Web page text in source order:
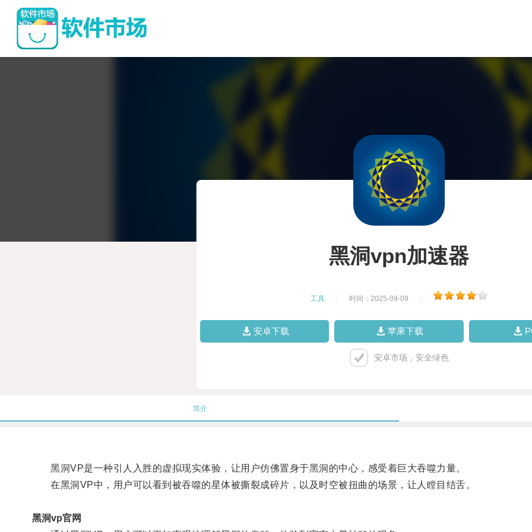
黑洞vpn加速器
工具 时间：2025-09-09
安卓下载 苹果下载
安卓市场，安全绿色
简介
黑洞VP是一种引人入胜的虚拟现实体验，让用户仿佛置身于黑洞的中心，感受着巨大吞噬力量。
在黑洞VP中，用户可以看到被吞噬的星体被撕裂成碎片，以及时空被扭曲的场景，让人瞠目结舌。
黑洞vp官网